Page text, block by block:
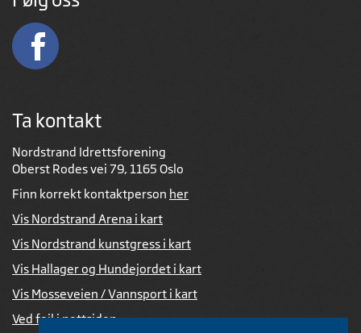
Ta kontakt
Nordstrand Idrettsforening
Oberst Rodes vei 79, 1165 Oslo
Finn korrekt kontaktperson her
Vis Nordstrand Arena i kart
Vis Nordstrand kunstgress i kart
Vis Hallager og Hundejordet i kart
Vis Mosseveien / Vannsport i kart
Ved feil i nettsiden